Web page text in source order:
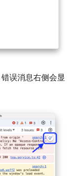
误消息右侧会显